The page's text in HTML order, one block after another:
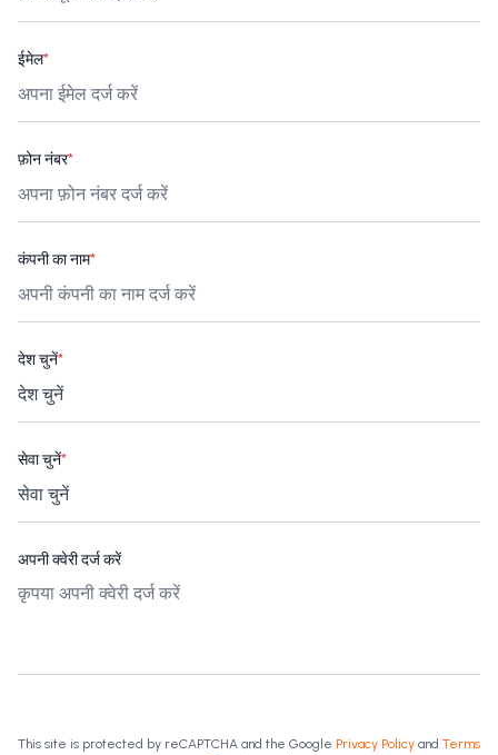
ईमेल*
फ़ोन नंबर*
कंपनी का नाम*
देश चुनें*
सेवा चुनें*
अपनी क्वेरी दर्ज करें
This site is protected by reCAPTCHA and the Google Privacy Policy and Terms